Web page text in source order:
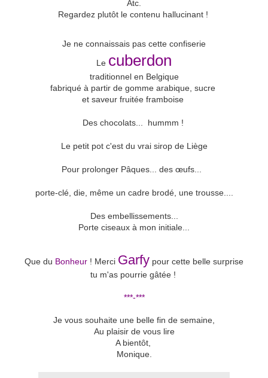
Atc.
Regardez plutôt le contenu hallucinant !
Je ne connaissais pas cette confiserie
Le cuberdon
traditionnel en Belgique
fabriqué à partir de gomme arabique, sucre
et saveur fruitée framboise
Des chocolats... hummm !
Le petit pot c'est du vrai sirop de Liège
Pour prolonger Pâques... des œufs...
porte-clé, die, même un cadre brodé, une trousse....
Des embellissements...
Porte ciseaux à mon initiale...
Que du Bonheur ! Merci Garfy pour cette belle surprise
tu m'as pourrie gâtée !
***-***
Je vous souhaite une belle fin de semaine,
Au plaisir de vous lire
A bientôt,
Monique.